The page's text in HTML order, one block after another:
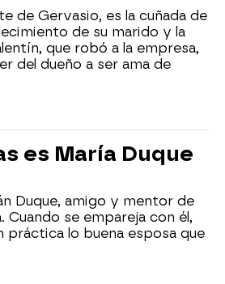
de Gervasio, es la cuñada de
de su marido y la
que robó a la empresa,
del dueño a ser ama de
es María Duque
Duque, amigo y mentor de
Cuando se empareja con él,
práctica lo buena esposa que